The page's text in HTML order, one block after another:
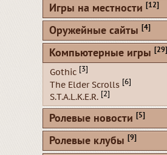
Игры на местности [12]
Оружейные сайты [4]
Компьютерные игры [29]
Gothic [3]
The Elder Scrolls [6]
S.T.A.L.K.E.R. [2]
Ролевые новости [5]
Ролевые клубы [9]